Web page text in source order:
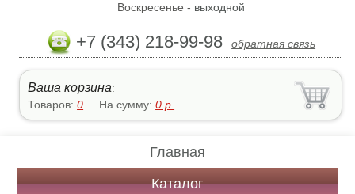
Воскресенье - выходной
+7 (343) 218-99-98 обратная связь
Ваша корзина:
Товаров:0 На сумму:0 р.
Главная
Каталог